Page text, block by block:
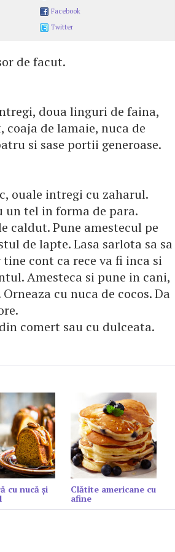
Facebook
Twitter
de facut.
doua linguri de faina,
de lamaie, nuca de
si sase portii generoase.
ouale intregi cu zaharul.
un tel in forma de para.
caldut. Pune amestecul pe
de lapte. Lasa sarlota sa sa
cont ca rece va fi inca si
Amesteca si pune in cani,
cu nuca de cocos. Da
comert sau cu dulceata.
cu nucă și Clătite americane cu
afine